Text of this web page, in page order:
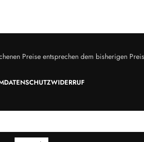
Preise entsprechen dem bisherigen
DATENSCHUTZWIDERRUF